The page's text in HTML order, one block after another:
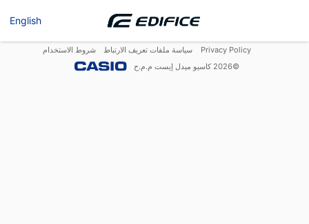
English
Privacy Policy سياسة ملفات تعريف الارتباط
شروط الاستخدام
©
2026 كاسيو ميدل إيست م.م.ح